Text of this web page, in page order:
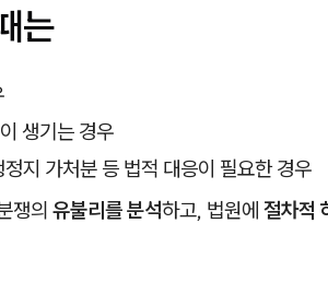
는
생기는 경우
지 가처분 등 법적 대응이 필요한 경우
쟁의 유불리를 분석하고, 법원에 절차적